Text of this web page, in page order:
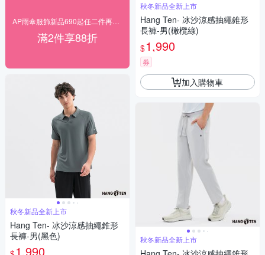
滿2件享88折
秋冬新品全新上市
Hang Ten- 冰沙涼感抽繩錐形
長褲-男(黑色)
1,990
秋冬新品全新上市
Hang Ten- 冰沙涼感抽繩錐形
長褲-男(橄欖綠)
$1,990
券
加入購物車
秋冬新品全新上市